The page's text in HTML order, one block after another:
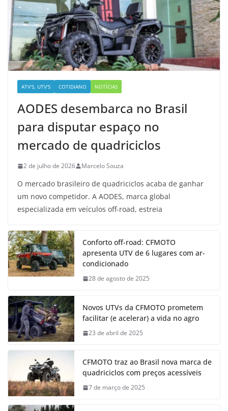
ATV'S, UTV'S COTIDIANO NOTÍCIAS
AODES desembarca no Brasil
para disputar espaço no
mercado de quadriciclos
2 de julho de 2026 Marcelo Souza
O mercado brasileiro de quadriciclos acaba de ganhar
um novo competidor. A AODES, marca global
especializada em veículos off-road, estreia
Conforto off-road: CFMOTO
apresenta UTV de 6 lugares com ar-
condicionado
28 de agosto de 2025
Novos UTVs da CFMOTO prometem
facilitar (e acelerar) a vida no agro
23 de abril de 2025
CFMOTO traz ao Brasil nova marca de
quadriciclos com preços acessíveis
7 de março de 2025